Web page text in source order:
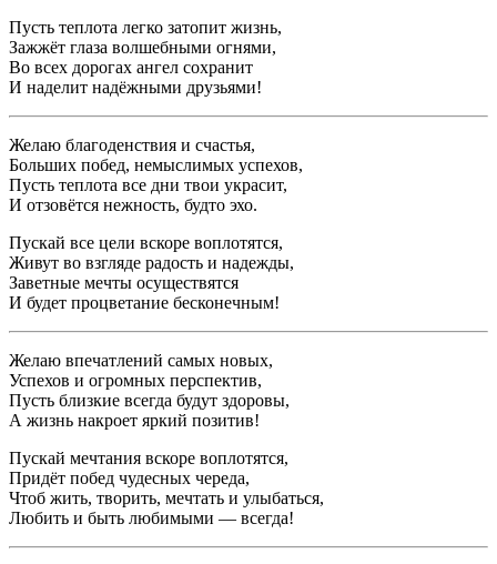
Пусть теплота легко затопит жизнь,
Зажжёт глаза волшебными огнями,
Во всех дорогах ангел сохранит
И наделит надёжными друзьями!
Желаю благоденствия и счастья,
Больших побед, немыслимых успехов,
Пусть теплота все дни твои украсит,
И отзовётся нежность, будто эхо.
Пускай все цели вскоре воплотятся,
Живут во взгляде радость и надежды,
Заветные мечты осуществятся
И будет процветание бесконечным!
Желаю впечатлений самых новых,
Успехов и огромных перспектив,
Пусть близкие всегда будут здоровы,
А жизнь накроет яркий позитив!
Пускай мечтания вскоре воплотятся,
Придёт побед чудесных череда,
Чтоб жить, творить, мечтать и улыбаться,
Любить и быть любимыми — всегда!